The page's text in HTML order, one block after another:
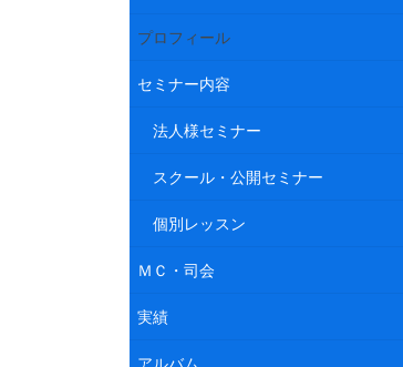
プロフィール
セミナー内容
法人様セミナー
スクール・公開セミナー
個別レッスン
ＭＣ・司会
実績